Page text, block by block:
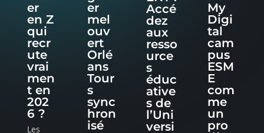
er
en Z
qui
recr
ute
vrai
men
t en
202
6 ?
Les
er
mel
ouv
ert
Orlé
ans
Tour
s
sync
hron
isé
Accé
dez
aux
resso
urce
s
éduc
ative
s de
l’Uni
versi
My
Digi
tal
cam
pus
ESM
E
com
me
un
pro